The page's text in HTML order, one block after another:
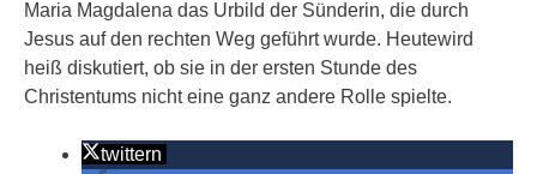
Maria Magdalena das Urbild der Sünderin, die durch
Jesus auf den rechten Weg geführt wurde. Heutewird
heiß diskutiert, ob sie in der ersten Stunde des
Christentums nicht eine ganz andere Rolle spielte.
twittern